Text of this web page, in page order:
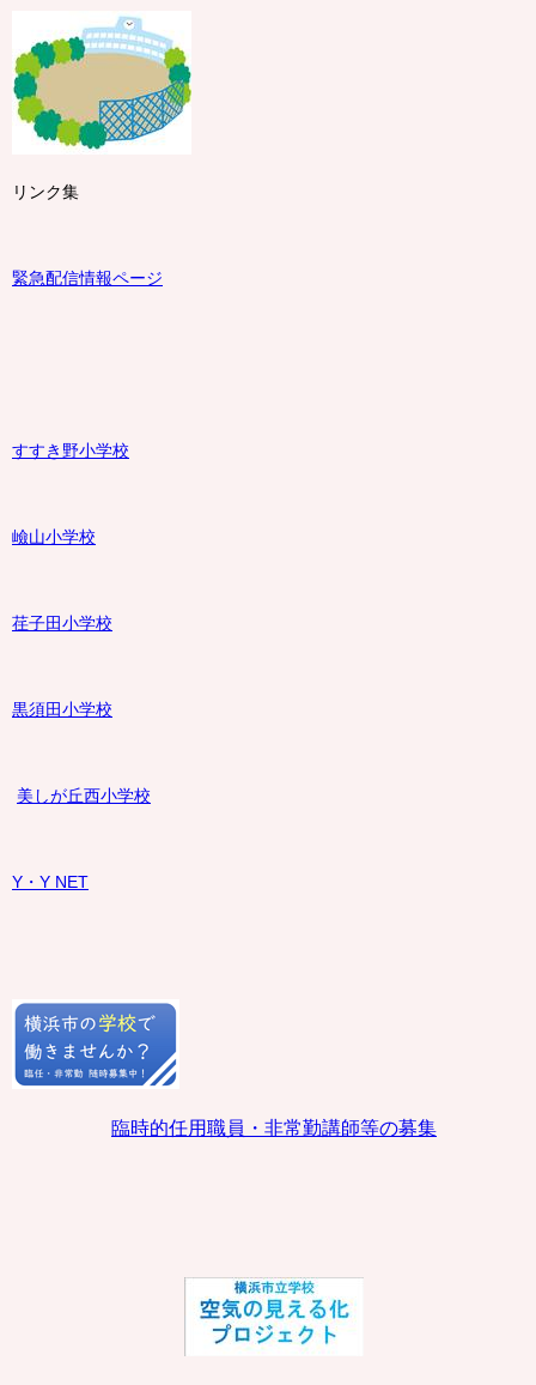
リンク集
緊急配信情報ページ
すすき野小学校
嶮山小学校
荏子田小学校
黒須田小学校
美しが丘西小学校
Y・Y NET
臨時的任用職員・非常勤講師等の募集